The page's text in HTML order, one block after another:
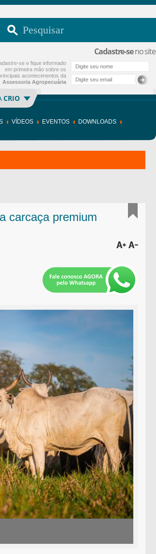
CRIO
Cadastre-seno site
se e fique informado
em primeira mão sobre os
acontecimentos da
Assessoria Agropecuária
VÍDEOS EVENTOS
DOWNLOADS
carcaça premium